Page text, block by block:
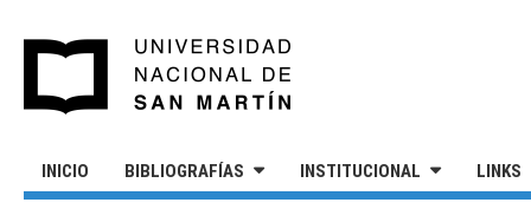
INICIO BIBLIOGRAFÍAS INSTITUCIONAL LINKS